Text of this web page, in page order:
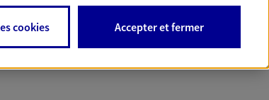
cookies Accepter et fermer